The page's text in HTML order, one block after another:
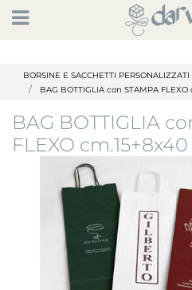
Open
BORSINE E SACCHETTI PERSONALIZZATI
BAG BOTTIGLIA con STAMPA FLEXO
BAG BOTTIGLIA
FLEXO cm.15+8x40